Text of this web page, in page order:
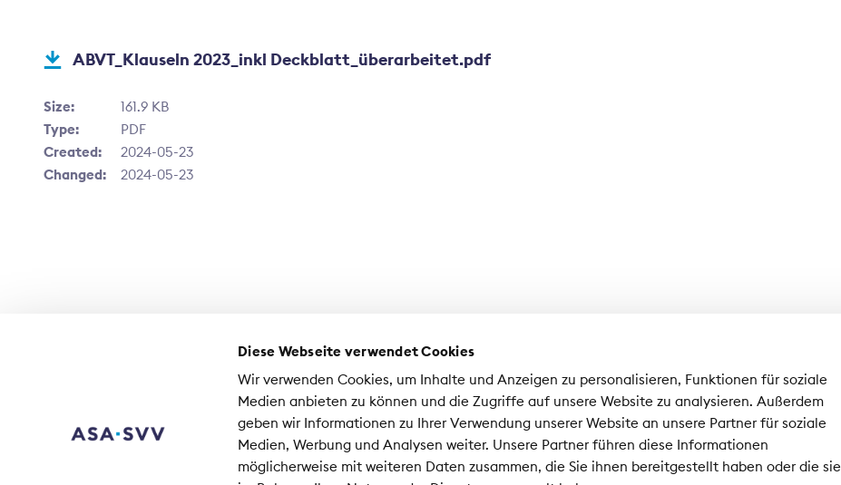
Diese Webseite verwendet Cookies
Wir verwenden Cookies, um Inhalte und Anzeigen zu personalisieren, Funktionen für soziale
Medien anbieten zu können und die Zugriffe auf unsere Website zu analysieren. Außerdem
geben wir Informationen zu Ihrer Verwendung unserer Website an unsere Partner für soziale
Medien, Werbung und Analysen weiter. Unsere Partner führen diese Informationen
möglicherweise mit weiteren Daten zusammen, die Sie ihnen bereitgestellt haben oder die sie
ABVT_Klauseln 2023_inkl Deckblatt_überarbeitet.pdf
Size:
161.9 KB
Type:
PDF
Created:
2024-05-23
Changed:
2024-05-23
Schweizerischer Versicherungsverband SVV
Conrad-Ferdinand-Meyer-Strasse 14